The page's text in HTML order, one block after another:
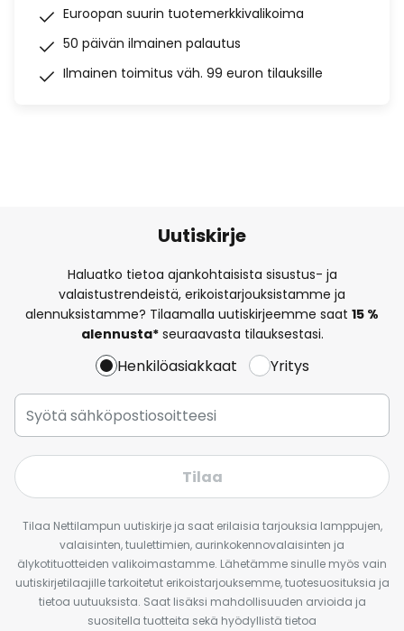
Euroopan suurin tuotemerkkivalikoima
50 päivän ilmainen palautus
Ilmainen toimitus väh. 99 euron tilauksille
Uutiskirje
Haluatko tietoa ajankohtaisista sisustus- ja
valaistustrendeistä, erikoistarjouksistamme ja
alennuksistamme? Tilaamalla uutiskirjeemme saat 15 %
alennusta*seuraavasta tilauksestasi.
Henkilöasiakkaat Yritys
Tilaa
Tilaa Nettilampun uutiskirje ja saat erilaisia tarjouksia lamppujen,
valaisinten, tuulettimien, aurinkokennovalaisinten ja
älykotituotteiden valikoimastamme. Lähetämme sinulle myös vain
uutiskirjetilaajille tarkoitetut erikoistarjouksemme, tuotesuosituksia ja
tietoa uutuuksista. Saat lisäksi mahdollisuuden arvioida ja
suositella tuotteita sekä hyödyllistä tietoa